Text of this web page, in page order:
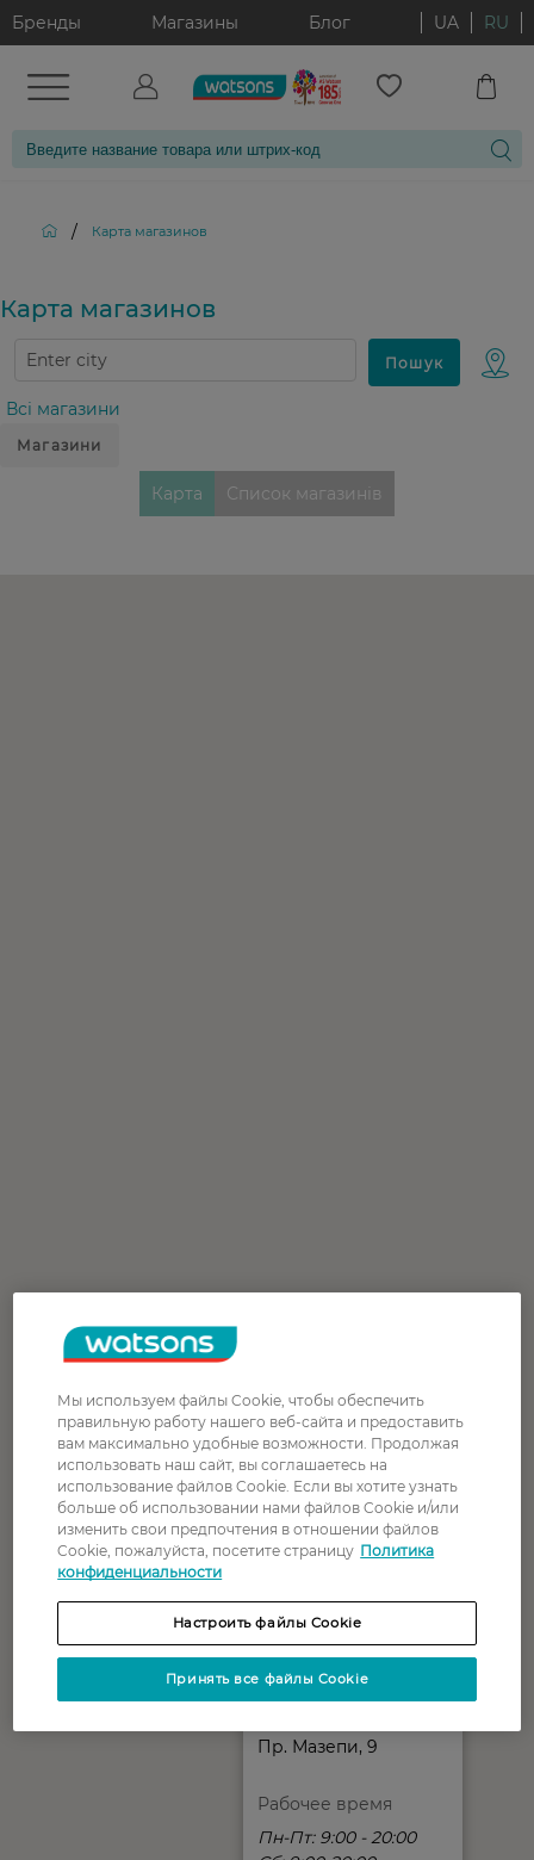
Бренды Магазины Блог UA RU
/ Карта магазинов
Карта магазинов
Всі магазини
Мы используем файлы Cookie, чтобы обеспечить
правильную работу нашего веб-сайта и предоставить
вам максимально удобные возможности. Продолжая
использовать наш сайт, вы соглашаетесь на
использование файлов Cookie. Если вы хотите узнать
больше об использовании нами файлов Cookie и/или
изменить свои предпочтения в отношении файлов
Cookie, пожалуйста, посетите страницу Политика
конфиденциальности
Настроить файлы Cookie
Принять все файлы Cookie